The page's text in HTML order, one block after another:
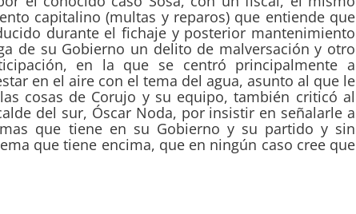
capitalino (multas y reparos) que entiende que
durante el fichaje y posterior mantenimiento
de su Gobierno un delito de malversación y otro
en la que se centró principalmente a
en el aire con el tema del agua, asunto al que le
cosas de Corujo y su equipo, también criticó al
del sur, Óscar Noda, por insistir en señalarle a
que tiene en su Gobierno y su partido y sin
que tiene encima, que en ningún caso cree que